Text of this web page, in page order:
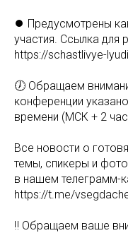
⏺ Предусмотрены
участия. Ссылка для
https://schastlivye-
🕖 Обращаем
конференции
времени (МСК + 2
Все новости о
темы, спикеры и
в нашем телеграмм-
https://t.me/
‼ Обращаем ваше